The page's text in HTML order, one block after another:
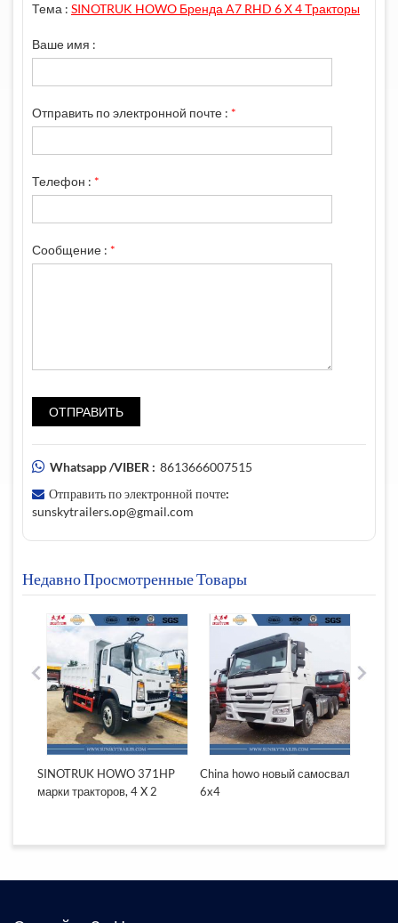
Тема : SINOTRUK HOWO Бренда A7 RHD 6 X 4 Тракторы
Ваше имя :
Отправить по электронной почте : *
Телефон : *
Сообщение : *
Whatsapp /VIBER : 8613666007515
Отправить по электронной почте:
sunskytrailers.op@gmail.com
Недавно Просмотренные Товары
SINOTRUK HOWO 371HP
марки тракторов, 4 X 2
China howo новый самосвал
6x4